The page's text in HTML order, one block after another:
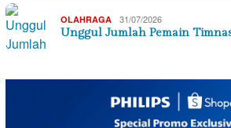
OLAHRAGA 31/07/2026
Unggul Jumlah Pemain